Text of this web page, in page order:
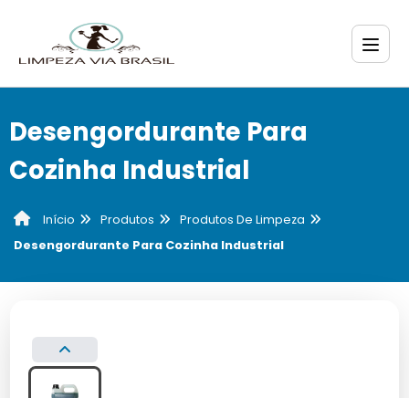
Desengordurante Para
Cozinha Industrial
Início Produtos
Produtos De Limpeza
Desengordurante Para Cozinha Industrial